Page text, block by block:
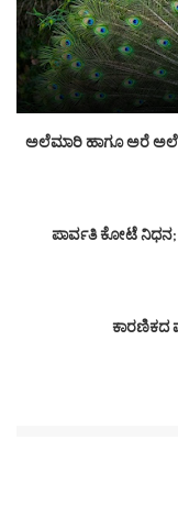
ಅಲೆಮಾರಿ ಹಾಗೂ ಅರೆ
ಪಾರ್ವತಿ ಕೋಟೆ
ಕಾರಣಿಕದ